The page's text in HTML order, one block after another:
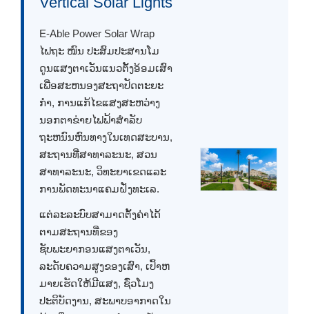
E-Able Power Solar Wrap
ໄຟຖະ ໜົນ ປະສົມປະສານໂມ
ດູນແສງຕາເວັນແນວຕັ້ງອ້ອມເສົາ
ເພື່ອສະຫນອງສະຖາປັດຕະຍະ
ກໍາ, ການແກ້ໄຂແສງສະຫວ່າງ
ນອກຕາຂ່າຍໄຟຟ້າສໍາລັບ
ຖະຫນົນຫົນທາງໃນເທດສະບານ,
ສະຖານທີ່ສາທາລະນະ, ສວນ
ສາທາລະນະ, ວິທະຍາເຂດແລະ
ການພັດທະນາແຄມຝັ່ງທະເລ.
ແຕ່ລະລະບົບສາມາດຕັ້ງຄ່າໄດ້
ຕາມສະຖານທີ່ຂອງ
ຊັບພະຍາກອນແສງຕາເວັນ,
ລະດັບຄວາມສູງຂອງເສົາ, ເປົ້າຫ
ມາຍເຮັດໃຫ້ມີແສງ, ຊົ່ວໂມງ
ປະຕິບັດງານ, ສະພາບອາກາດໃນ